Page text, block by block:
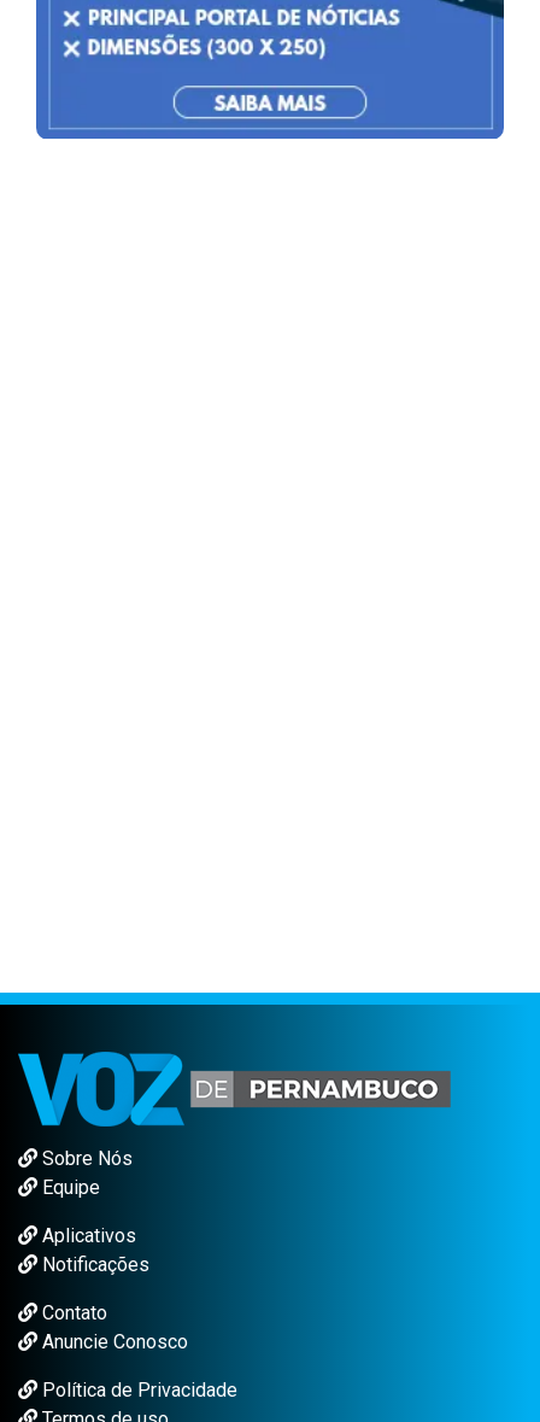
Sobre Nós
Equipe
Aplicativos
Notificações
Contato
Anuncie Conosco
Política de Privacidade